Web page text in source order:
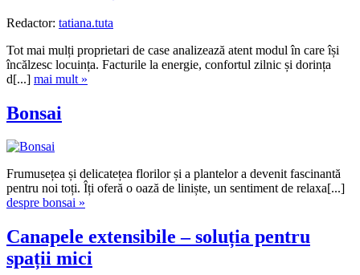
Redactor: tatiana.tuta
Tot mai mulți proprietari de case analizează atent modul în care își
încălzesc locuința. Facturile la energie, confortul zilnic și dorința
d[...] mai mult »
Bonsai
Frumusețea și delicatețea florilor și a plantelor a devenit fascinantă
pentru noi toți. Îți oferă o oază de liniște, un sentiment de relaxa[...]
despre bonsai »
Canapele extensibile – soluția pentru
spații mici